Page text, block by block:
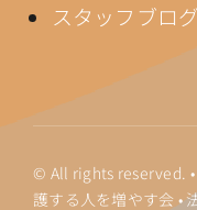
スタッフブログ
© All rights reserved.
護する人を増やす会 •